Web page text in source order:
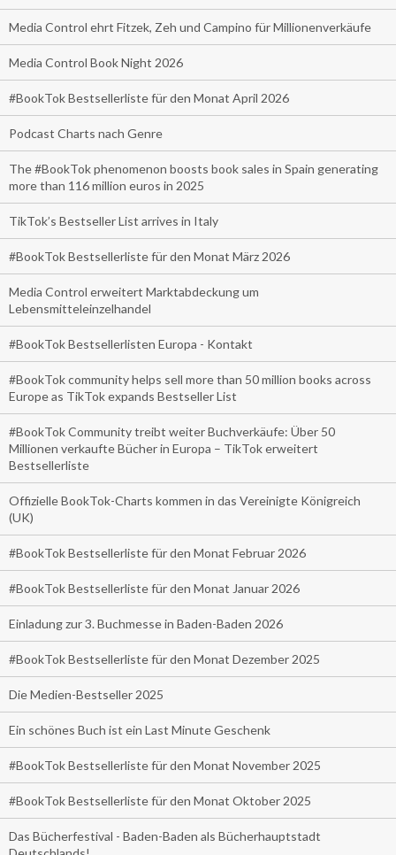
Media Control ehrt Fitzek, Zeh und Campino für Millionenverkäufe
Media Control Book Night 2026
#BookTok Bestsellerliste für den Monat April 2026
Podcast Charts nach Genre
The #BookTok phenomenon boosts book sales in Spain generating
more than 116 million euros in 2025
TikTok’s Bestseller List arrives in Italy
#BookTok Bestsellerliste für den Monat März 2026
Media Control erweitert Marktabdeckung um
Lebensmitteleinzelhandel
#BookTok Bestsellerlisten Europa - Kontakt
#BookTok community helps sell more than 50 million books across
Europe as TikTok expands Bestseller List
#BookTok Community treibt weiter Buchverkäufe: Über 50
Millionen verkaufte Bücher in Europa – TikTok erweitert
Bestsellerliste
Offizielle BookTok-Charts kommen in das Vereinigte Königreich
(UK)
#BookTok Bestsellerliste für den Monat Februar 2026
#BookTok Bestsellerliste für den Monat Januar 2026
Einladung zur 3. Buchmesse in Baden-Baden 2026
#BookTok Bestsellerliste für den Monat Dezember 2025
Die Medien-Bestseller 2025
Ein schönes Buch ist ein Last Minute Geschenk
#BookTok Bestsellerliste für den Monat November 2025
#BookTok Bestsellerliste für den Monat Oktober 2025
Das Bücherfestival - Baden-Baden als Bücherhauptstadt